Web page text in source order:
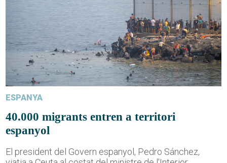
ESPANYA
40.000 migrants entren a territori
espanyol
El president del Govern espanyol, Pedro Sánchez,